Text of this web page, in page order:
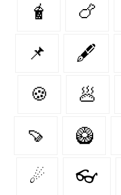
🧋 🍗
📌 🖋
🍪 🥟
🍠 🥝
☄ 👓